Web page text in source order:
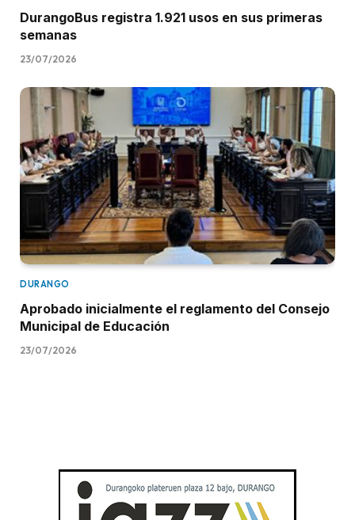
DurangoBus registra 1.921 usos en sus primeras
semanas
23/07/2026
DURANGO
Aprobado inicialmente el reglamento del Consejo
Municipal de Educación
23/07/2026